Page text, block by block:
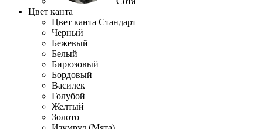
Цвет канта
Цвет канта Стандарт
Черный
Бежевый
Белый
Бирюзовый
Бордовый
Василек
Голубой
Желтый
Золото